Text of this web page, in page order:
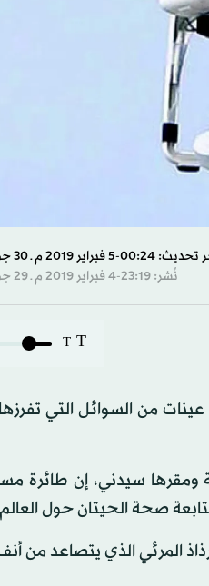
5 فبراير 2019 م ـ 30 جمادي الأول 1440 هـ
نُشر: 23:19-4 فبراير 2019 م ـ 29 جمادي الأول 1440 هـ
T
T
من السوائل التي
ومقرها سيدني، إن طائرة
صحة الحيتان حول
المرئي الذي يتصاعد من